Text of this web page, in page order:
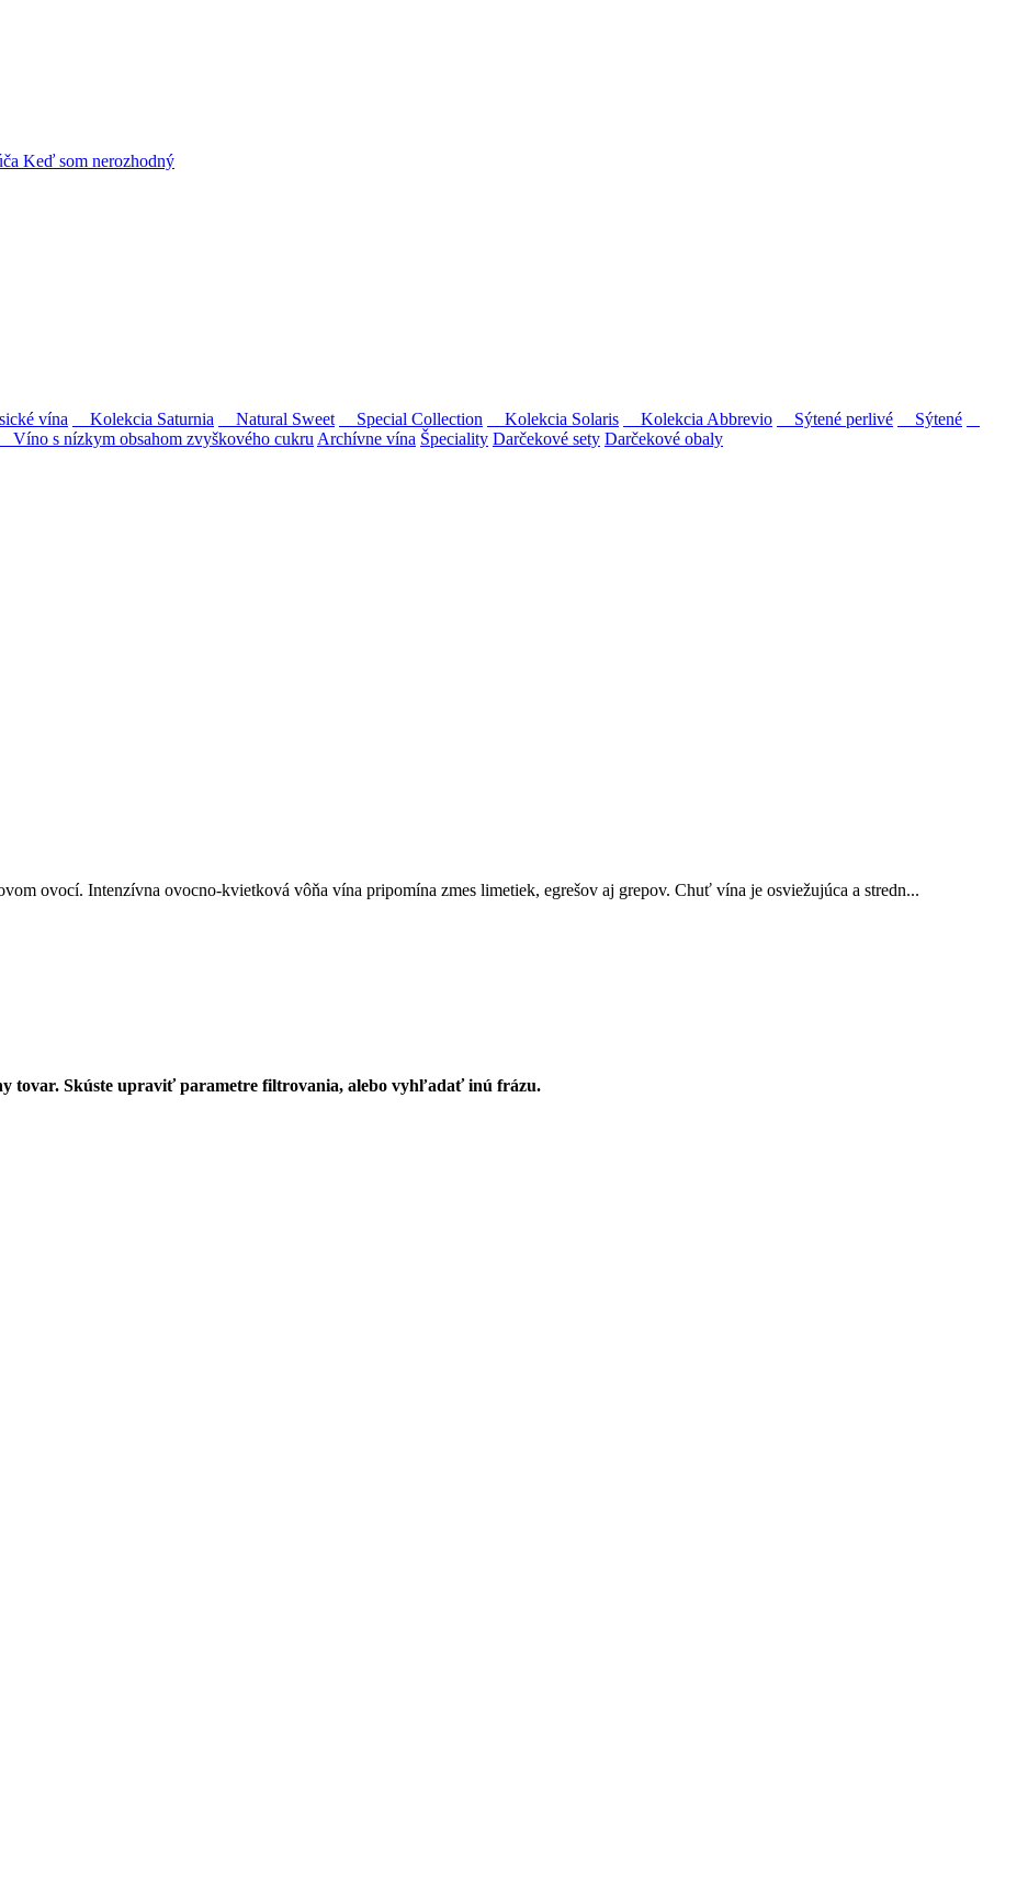
Keď som nerozhodný
vína Kolekcia Saturnia Natural Sweet Special Collection Kolekcia Solaris Kolekcia Abbrevio Sýtené perlivé
Sýtené
Víno s nízkym obsahom zvyškového cukru Archívne vína Špeciality Darčekové sety Darčekové obaly
Tokaji.
na slovenský trh sólo spracované vína z tokajských odrôd Furmint, Lipovina a Muškát žltý reduktívnou technológiou. Hrozno spracúvame
ovocí. Intenzívna ovocno-kvietková vôňa vína pripomína zmes limetiek, egrešov aj grepov. Chuť vína je osviežujúca a stredn...
tovar. Skúste upraviť parametre filtrovania, alebo vyhľadať inú frázu.